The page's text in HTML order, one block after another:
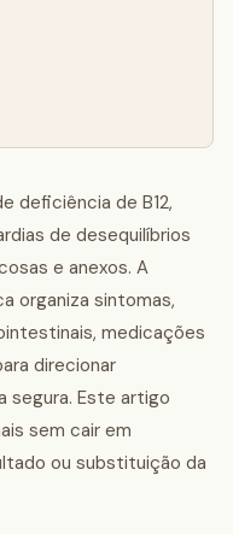
deficiência de B12,
de desequilíbrios
e anexos. A
organiza sintomas,
medicações
direcionar
segura. Este artigo
sem cair em
ou substituição da